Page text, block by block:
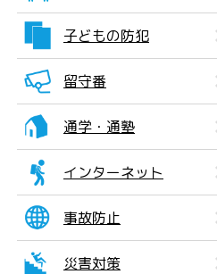
子どもの防犯
留守番
通学・通塾
インターネット
事故防止
災害対策